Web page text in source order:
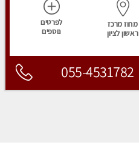
מחוז מרכז
ראשון לציון
לפרטים
נוספים
055-4531782